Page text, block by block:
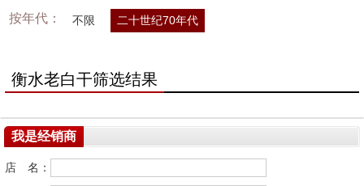
按年代： 不限 二十世纪70年代
衡水老白干筛选结果
我是经销商
店 名：